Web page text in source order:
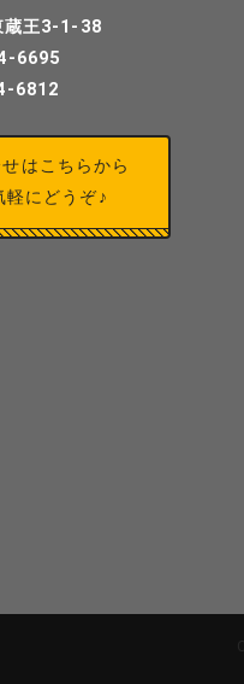
蔵王3-1-38
6695
6812
はこちらから
軽にどうぞ♪